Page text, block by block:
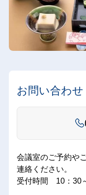
お問い合わせ
会議室のご予約や
連絡ください。
受付時間 10：30